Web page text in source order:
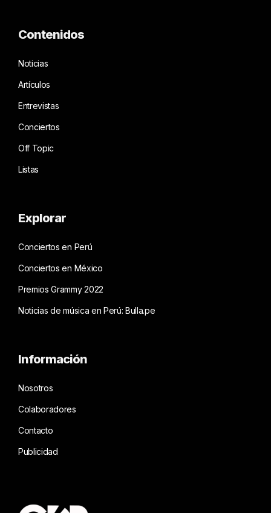
Contenidos
Noticias
Artículos
Entrevistas
Conciertos
Off Topic
Listas
Explorar
Conciertos en Perú
Conciertos en México
Premios Grammy 2022
Noticias de música en Perú: Bulla.pe
Información
Nosotros
Colaboradores
Contacto
Publicidad